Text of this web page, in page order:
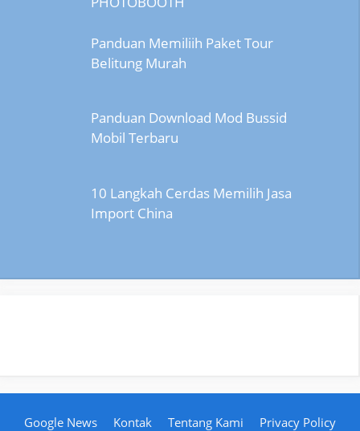
Panduan Memiliih Paket Tour
Belitung Murah
Panduan Download Mod Bussid
Mobil Terbaru
10 Langkah Cerdas Memilih Jasa
Import China
Google News Kontak Tentang Kami Privacy Policy